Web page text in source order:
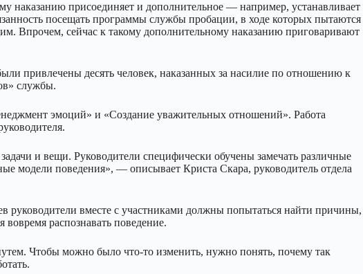
наказанию присоединяет и дополнительное — например, устанавливает
посещать программы службы пробации, в ходе которых пытаются
Впрочем, сейчас к такому дополнительному наказанию приговаривают
привлечены десять человек, наказанных за насилие по отношению к
службы.
эмоций» и «Создание уважительных отношений». Работа
и вещи. Руководители специфически обучены замечать различные
модели поведения», — описывает Криста Скара, руководитель отдела
руководители вместе с участниками должны попытаться найти причины,
вовремя распознавать поведение.
Чтобы можно было что-то изменить, нужно понять, почему так